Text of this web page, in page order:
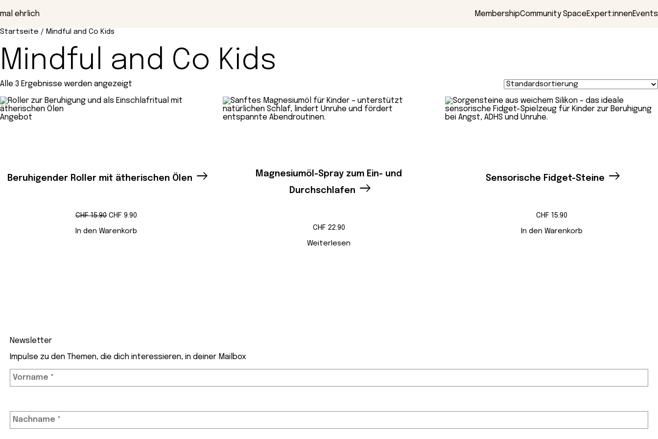
Inhalt
mal ehrlich MembershipCommunity SpaceExpert:innenEvents
Startseite / Mindful and Co Kids
Mindful and Co Kids
Alle 3 Ergebnisse werden angezeigt
Angebot
Beruhigender Roller mit ätherischen Ölen
CHF15.90 Ursprünglicher
war:
CHF 9.90
In den Warenkorb
Magnesiumöl-Spray zum Ein- und
Durchschlafen
CHF 22.90
Weiterlesen
Sensorische Fidget-Steine
CHF 15.90
In den Warenkorb
Newsletter
Impulse zu den Themen, die dich interessieren, in deiner Mailbox